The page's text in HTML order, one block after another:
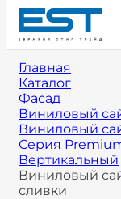
Главная
Каталог
Фасад
Виниловый
Виниловый
Серия
Вертикальный
Виниловый
сливки